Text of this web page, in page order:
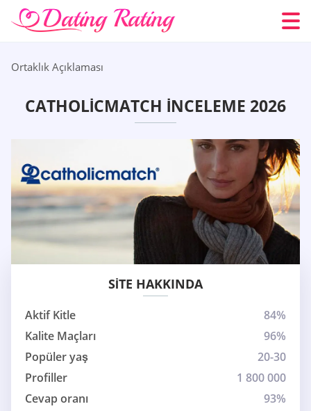
Ortaklık Açıklaması
CATHOLICMATCH İNCELEME 2026
SITE HAKKINDA
Aktif Kitle
84%
Kalite Maçları
96%
Popüler yaş
20-30
Profiller
1 800 000
Cevap oranı
93%